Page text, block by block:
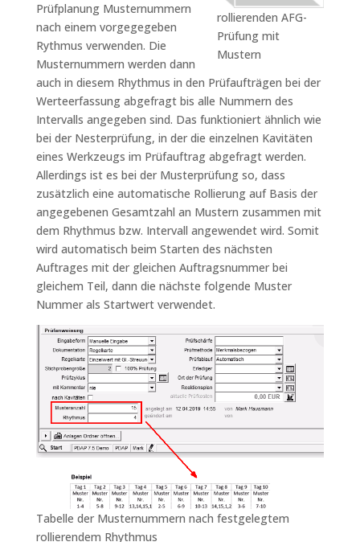
rollierenden AFG-
Prüfung mit
Mustern
Prüfplanung Musternummern
nach einem vorgegegeben
Rythmus verwenden. Die
Musternummern werden dann
auch in diesem Rhythmus in den Prüfaufträgen bei der
Werteerfassung abgefragt bis alle Nummern des
Intervalls angegeben sind. Das funktioniert ähnlich wie
bei der Nesterprüfung, in der die einzelnen Kavitäten
eines Werkzeugs im Prüfauftrag abgefragt werden.
Allerdings ist es bei der Musterprüfung so, dass
zusätzlich eine automatische Rollierung auf Basis der
angegebenen Gesamtzahl an Mustern zusammen mit
dem Rhythmus bzw. Intervall angewendet wird. Somit
wird automatisch beim Starten des nächsten
Auftrages mit der gleichen Auftragsnummer bei
gleichem Teil, dann die nächste folgende Muster
Nummer als Startwert verwendet.
Tabelle der Musternummern nach festgelegtem
rollierendem Rhythmus